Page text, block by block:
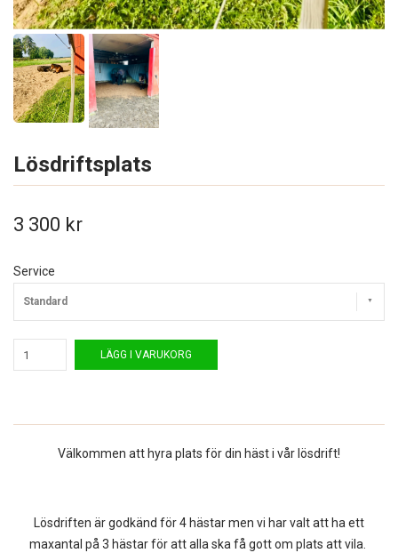
Lösdriftsplats
3 300 kr
Service
Standard
LÄGG I VARUKORG
Välkommen att hyra plats för din häst i vår lösdrift!
Lösdriften är godkänd för 4 hästar men vi har valt att ha ett
maxantal på 3 hästar för att alla ska få gott om plats att vila.